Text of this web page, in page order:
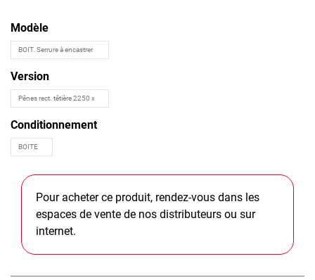
Modèle
Version
Conditionnement
Pour acheter ce produit, rendez-vous dans les
espaces de vente de nos distributeurs ou sur
internet.